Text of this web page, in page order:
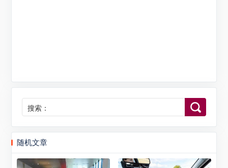
搜索：
随机文章